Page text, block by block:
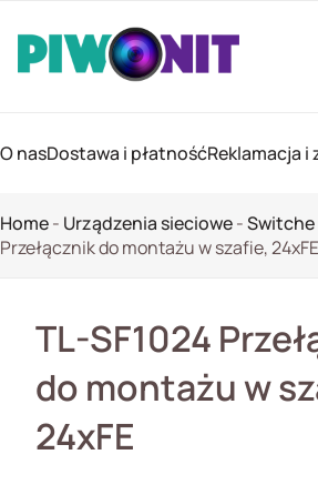
O nasDostawa i płatnośćReklamacja
Home- Urządzenia sieciowe-Switche
Przełącznik do montażu w szafie, 24xFE
TL-SF1024
do montażu w
24xFE